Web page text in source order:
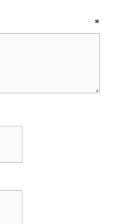
*